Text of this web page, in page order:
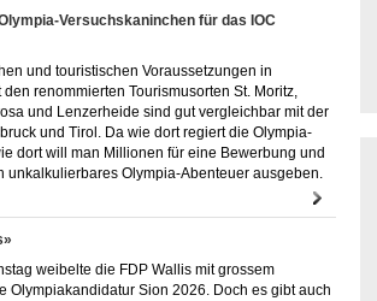
Versuchskaninchen für das IOC
und touristischen Voraussetzungen in
renommierten Tourismusorten St. Moritz,
und Lenzerheide sind gut vergleichbar mit der
und Tirol. Da wie dort regiert die Olympia-
dort will man Millionen für eine Bewerbung und
unkalkulierbares Olympia-Abenteuer ausgeben.
weibelte die FDP Wallis mit grossem
Olympiakandidatur Sion 2026. Doch es gibt auch